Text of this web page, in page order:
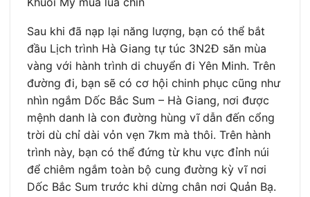
Sau khi đã nạp lại năng lượng, bạn có thể bắt
đầu Lịch trình Hà Giang tự túc 3N2Đ săn mùa
vàng với hành trình di chuyển đi Yên Minh. Trên
đường đi, bạn sẽ có cơ hội chinh phục cũng như
nhìn ngắm Dốc Bắc Sum – Hà Giang, nơi được
mệnh danh là con đường hùng vĩ dẫn đến cổng
trời dù chỉ dài vỏn vẹn 7km mà thôi. Trên hành
trình này, bạn có thể đứng từ khu vực đỉnh núi
để chiêm ngắm toàn bộ cung đường kỳ vĩ nơi
Dốc Bắc Sum trước khi dừng chân nơi Quản Bạ.